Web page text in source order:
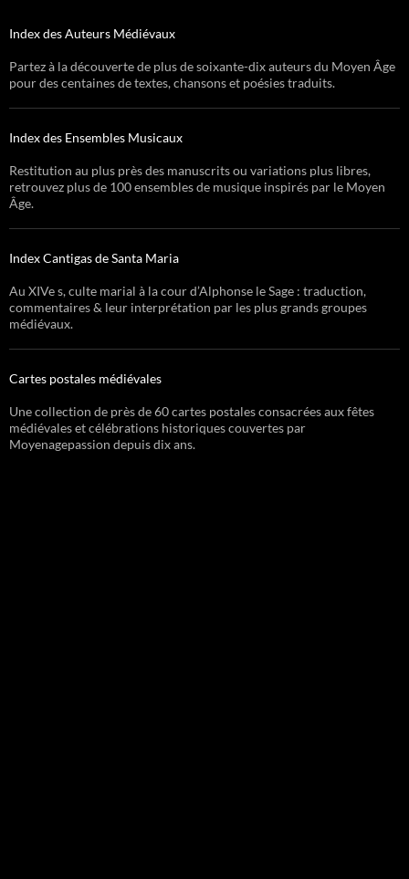
Index des Auteurs Médiévaux
Partez à la découverte de plus de soixante-dix auteurs du Moyen Âge
pour des centaines de textes, chansons et poésies traduits.
Index des Ensembles Musicaux
Restitution au plus près des manuscrits ou variations plus libres,
retrouvez plus de 100 ensembles de musique inspirés par le Moyen
Âge.
Index Cantigas de Santa Maria
Au XIVe s, culte marial à la cour d’Alphonse le Sage : traduction,
commentaires & leur interprétation par les plus grands groupes
médiévaux.
Cartes postales médiévales
Une collection de près de 60 cartes postales consacrées aux fêtes
médiévales et célébrations historiques couvertes par
Moyenagepassion depuis dix ans.